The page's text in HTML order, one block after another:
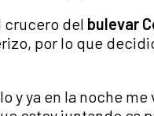
crucero del bulevar
por lo que
y ya en la noche me